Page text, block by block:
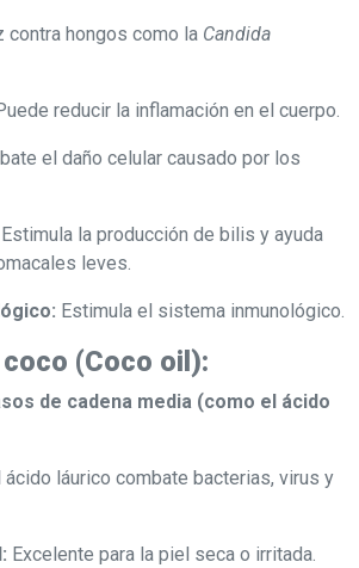
contra hongos como la Candida
reducir la inflamación en el cuerpo.
el daño celular causado por los
Estimula la producción de bilis y ayuda
leves.
Estimula el sistema inmunológico.
(Coco oil):
de cadena media (como el ácido
ácido láurico combate bacterias, virus y
Excelente para la piel seca o irritada.